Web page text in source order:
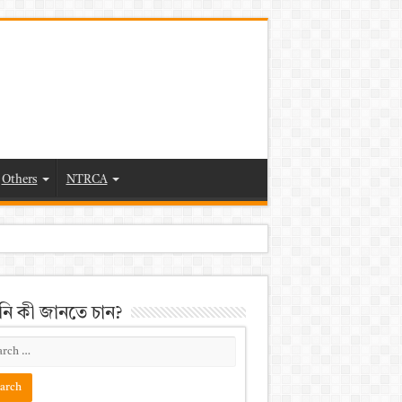
Others NTRCA
কী জানতে চান?